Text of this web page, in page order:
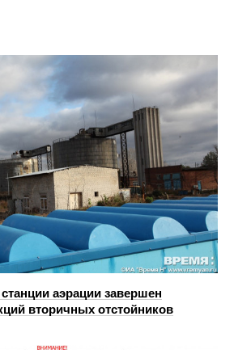
аэрации завершен
вторичных отстойников